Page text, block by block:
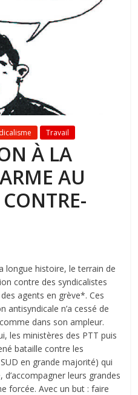
Travail
À LA
AU
longue histoire, le terrain de
contre des syndicalistes
agents en grève*. Ces
antisyndicale n’a cessé de
dans son ampleur.
les ministères des PTT puis
bataille contre les
en grande majorité) qui
leurs grandes
forcée. Avec un but : faire